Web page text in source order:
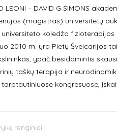
LEONI – DAVID G SIMONS
(magistras) universitetų
koledžo
2010 m. yra Pietų Šveicarijos
ypač besidomintis
taškų terapija ir
kongresuose,
renginiai